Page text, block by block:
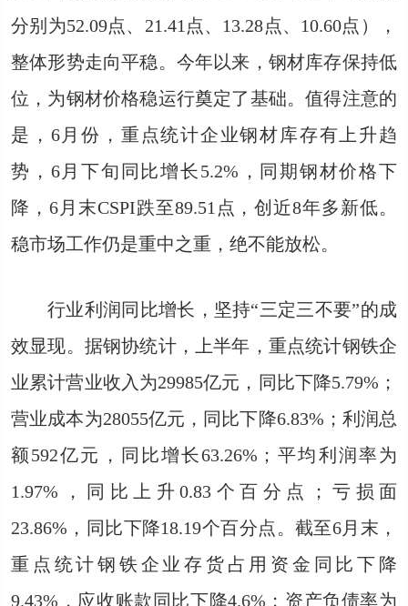
分别为52.09点、21.41点、13.28点、10.60点），
整体形势走向平稳。今年以来，钢材库存保持低
位，为钢材价格稳运行奠定了基础。值得注意的
是，6月份，重点统计企业钢材库存有上升趋
势，6月下旬同比增长5.2%，同期钢材价格下
降，6月末CSPI跌至89.51点，创近8年多新低。
稳市场工作仍是重中之重，绝不能放松。
行业利润同比增长，坚持“三定三不要”的成
效显现。据钢协统计，上半年，重点统计钢铁企
业累计营业收入为29985亿元，同比下降5.79%；
营业成本为28055亿元，同比下降6.83%；利润总
额592亿元，同比增长63.26%；平均利润率为
1.97%，同比上升0.83个百分点；亏损面
23.86%，同比下降18.19个百分点。截至6月末，
重点统计钢铁企业存货占用资金同比下降
9.43%，应收账款同比下降4.6%；资产负债率为